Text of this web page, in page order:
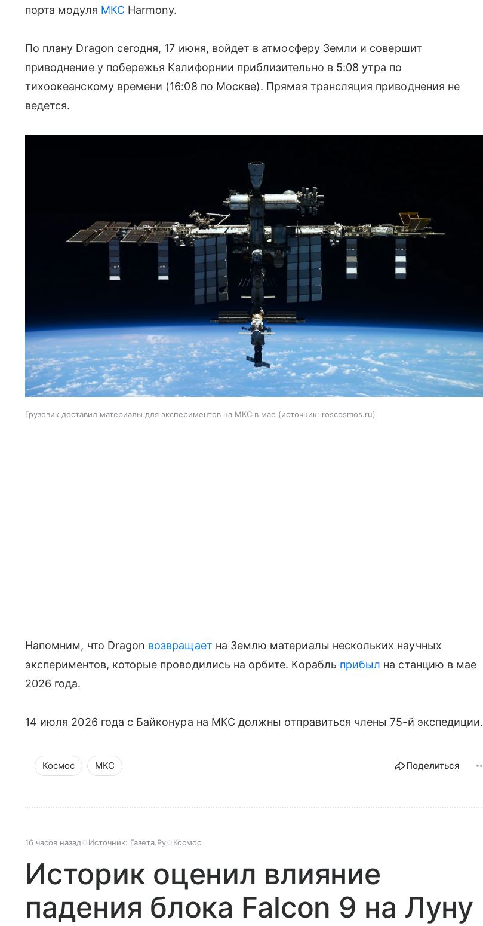
порта модуля МКС Harmony.
По плану Dragon сегодня, 17 июня, войдет в атмосферу Земли и совершит
приводнение у побережья Калифорнии приблизительно в 5:08 утра по
тихоокеанскому времени (16:08 по Москве). Прямая трансляция приводнения не
ведется.
Грузовик доставил материалы для экспериментов на МКС в мае источник: roscosmos.ru
Напомним, что Dragon возвращает на Землю материалы нескольких научных
экспериментов, которые проводились на орбите. Корабль прибыл на станцию в мае
2026 года.
14 июля 2026 года с Байконура на МКС должны отправиться члены 75-й экспедиции.
Космос МКС Поделиться
16 часов назад Источник: Газета.Ру Космос
Историк оценил влияние
падения блока Falcon 9 на Луну